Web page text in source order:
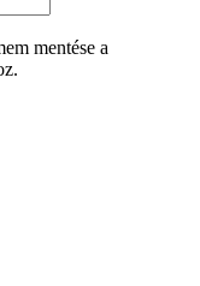
mentése a